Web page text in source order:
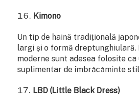
Kimono
Un tip de haină tradițională
largi și o formă dreptunghiulară.
moderne sunt adesea folosite
suplimentar de îmbrăcăminte
LBD (Little Black Dress)